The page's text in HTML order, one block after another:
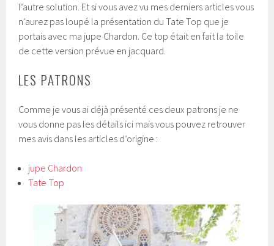
l’autre solution. Et si vous avez vu mes derniers articles vous
n’aurez pas loupé la présentation du Tate Top que je
portais avec ma jupe Chardon. Ce top était en fait la toile
de cette version prévue en jacquard.
LES PATRONS
Comme je vous ai déjà présenté ces deux patrons je ne
vous donne pas les détails ici mais vous pouvez retrouver
mes avis dans les articles d’origine :
jupe Chardon
Tate Top